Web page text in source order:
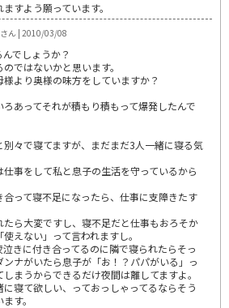
すよう願っています。
ん | 2010/03/08
でしょうか？
ではないかと思います。
より奥様の味方をしていますか？
あってそれが積もり積もって爆発したんで
々で寝てますが、まだまだ3人一緒に寝る気
事をして私と息子の生活を守っているから
合って寝不足になったら、仕事に支障きたす
たら大変ですし、寝不足だと仕事もおろそか
えない」って言われますし。
きに付き合ってるのに隣で寝られたらそっ
ナがいたら息子が「お！？パパがいる」っ
まうからできるだけ夜間は離してますよ。
寝て欲しい、っておっしゃってるならそう
す。